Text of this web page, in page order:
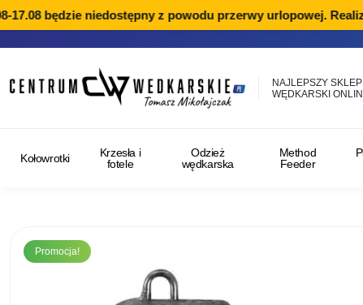
będzie niedostępny z powodu przerwy urlopowej.
NAJLEPSZY SKLEP
WĘDKARSKI
Kołowrotki
Krzesła i
fotele
Odzież
wędkarska
Method
Feeder
Promocja!